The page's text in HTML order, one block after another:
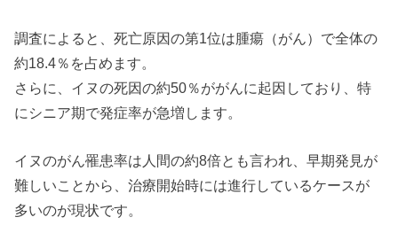
調査によると、死亡原因の第1位は腫瘍（がん）で全体の
約18.4％を占めます。
さらに、イヌの死因の約50％ががんに起因しており、特
にシニア期で発症率が急増します。
イヌのがん罹患率は人間の約8倍とも言われ、早期発見が
難しいことから、治療開始時には進行しているケースが
多いのが現状です。